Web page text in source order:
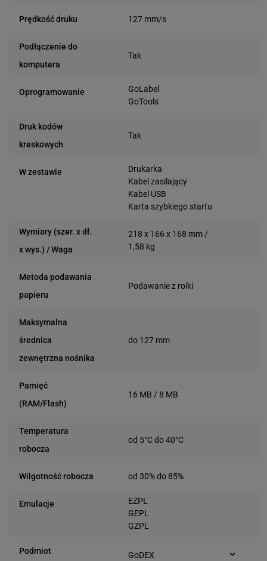
Prędkość druku 127 mm/s
Podłączenie do
komputera
Tak
Oprogramowanie
GoLabel
GoTools
Druk kodów
kreskowych
Tak
W zestawie
Drukarka
Kabel zasilający
Kabel USB
Karta szybkiego startu
Wymiary (szer. x dł.
x wys.) / Waga
218 x 166 x 168 mm /
1,58 kg
Metoda podawania
papieru
Podawanie z rolki
Maksymalna
średnica
zewnętrzna nośnika
do 127 mm
Pamięć
(RAM/Flash)
16 MB / 8 MB
Temperatura
robocza
od 5°C do 40°C
Wilgotność robocza od 30% do 85%
Emulacje
EZPL
GEPL
GZPL
Podmiot GoDEX